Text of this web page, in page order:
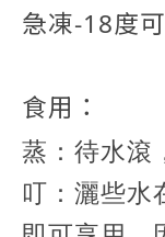
急凍-18度
食用：
蒸：待水滾
叮：灑些水